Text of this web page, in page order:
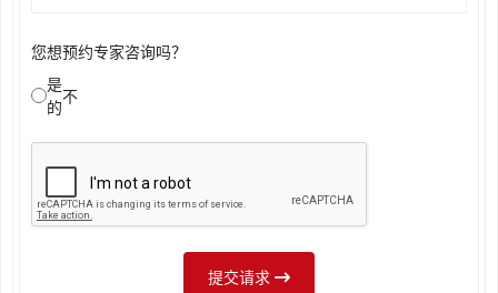
您想预约专家咨询吗？
是
的
不
提交请求